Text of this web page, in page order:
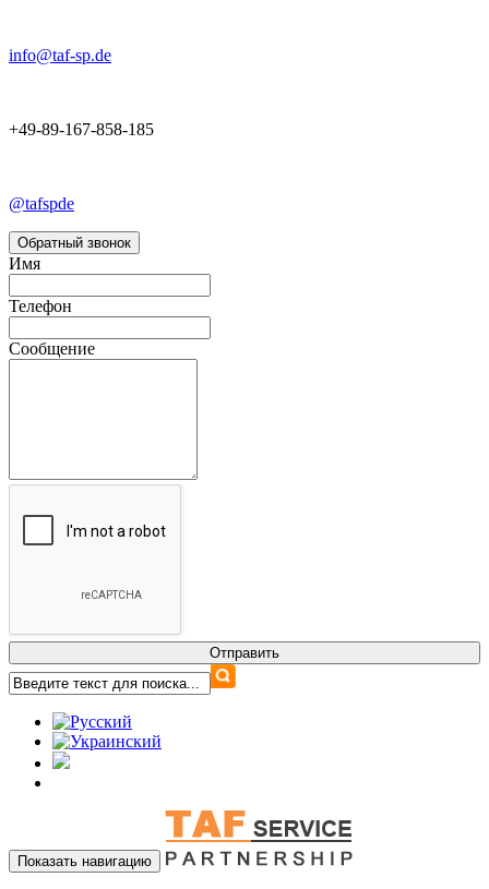
info@taf-sp.de
+49-89-167-858-185
@tafspde
Обратный звонок
Имя
Телефон
Сообщение
Показать навигацию